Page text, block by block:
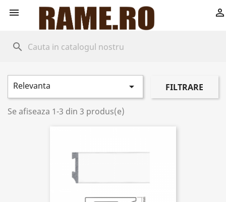
 
search
Relevanta  FILTRARE
Se afiseaza 1-3 din 3 produs(e)